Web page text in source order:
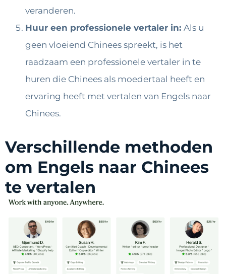
veranderen.
Huur een professionele vertaler in: Als u
geen vloeiend Chinees spreekt, is het
raadzaam een ​​professionele vertaler in te
huren die Chinees als moedertaal heeft en
ervaring heeft met vertalen van Engels naar
Chinees.
Verschillende methoden
om Engels naar Chinees
te vertalen